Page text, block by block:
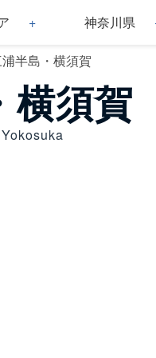
神奈川県
半島・横須賀
横須賀